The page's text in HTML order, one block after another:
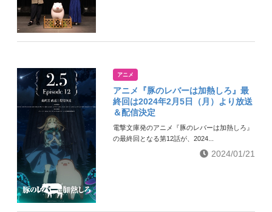
アニメ
アニメ『豚のレバーは加熱しろ』最
終回は2024年2月5日（月）より放送
＆配信決定
電撃文庫発のアニメ『豚のレバーは加熱しろ』
の最終回となる第12話が、2024...
2024/01/21